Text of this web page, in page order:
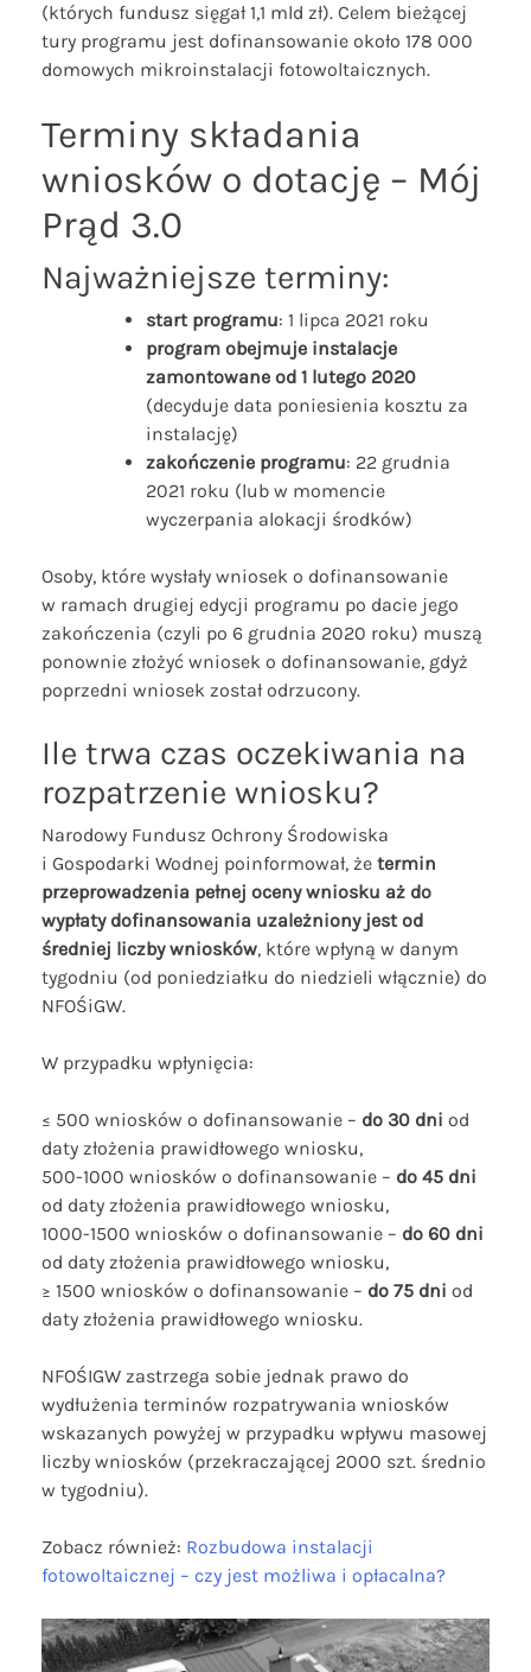
(których fundusz sięgał 1,1 mld zł). Celem bieżącej
tury programu jest dofinansowanie około 178 000
domowych mikroinstalacji fotowoltaicznych.
Terminy składania
wniosków o dotację – Mój
Prąd 3.0
Najważniejsze terminy:
start programu: 1 lipca 2021 roku
program obejmuje instalacje
zamontowane od 1 lutego 2020
(decyduje data poniesienia kosztu za
instalację)
zakończenie programu: 22 grudnia
2021 roku (lub w momencie
wyczerpania alokacji środków)
Osoby, które wysłały wniosek o dofinansowanie
w ramach drugiej edycji programu po dacie jego
zakończenia (czyli po 6 grudnia 2020 roku) muszą
ponownie złożyć wniosek o dofinansowanie, gdyż
poprzedni wniosek został odrzucony.
Ile trwa czas oczekiwania na
rozpatrzenie wniosku?
Narodowy Fundusz Ochrony Środowiska
i Gospodarki Wodnej poinformował, że termin
przeprowadzenia pełnej oceny wniosku aż do
wypłaty dofinansowania uzależniony jest od
średniej liczby wniosków, które wpłyną w danym
tygodniu (od poniedziałku do niedzieli włącznie) do
NFOŚiGW.
W przypadku wpłynięcia:
≤ 500 wniosków o dofinansowanie – do 30 dni od
daty złożenia prawidłowego wniosku,
500-1000 wniosków o dofinansowanie – do 45 dni
od daty złożenia prawidłowego wniosku,
1000-1500 wniosków o dofinansowanie – do 60 dni
od daty złożenia prawidłowego wniosku,
≥ 1500 wniosków o dofinansowanie – do 75 dni od
daty złożenia prawidłowego wniosku.
NFOŚIGW zastrzega sobie jednak prawo do
wydłużenia terminów rozpatrywania wniosków
wskazanych powyżej w przypadku wpływu masowej
liczby wniosków (przekraczającej 2000 szt. średnio
w tygodniu).
Zobacz również: Rozbudowa instalacji
fotowoltaicznej – czy jest możliwa i opłacalna?